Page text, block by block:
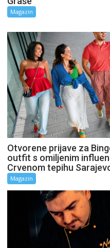
Magazin
Otvorene prijave za
outfit s omiljenim
Crvenom tepihu
Magazin